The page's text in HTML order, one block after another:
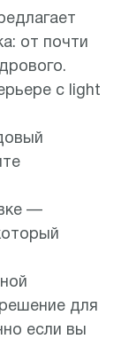
от почти
с light
—
для
если вы